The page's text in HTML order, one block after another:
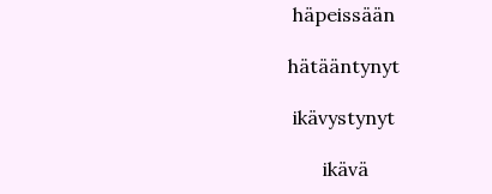
häpeissään
hätääntynyt
ikävystynyt
ikävä